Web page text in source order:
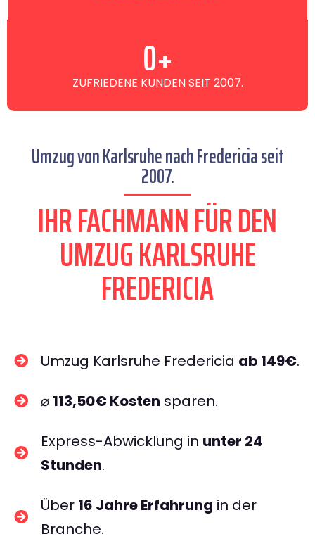
ZUFRIEDENE KUNDEN SEIT 2007.
0+
Umzug von Karlsruhe nach Fredericia seit
2007.
IHR FACHMANN FÜR DEN
UMZUG KARLSRUHE
FREDERICIA
Umzug Karlsruhe Fredericia ab 149€.
⌀ 113,50€ Kosten sparen.
Express-Abwicklung in unter 24
Stunden.
Über 16 Jahre Erfahrung in der
Branche.